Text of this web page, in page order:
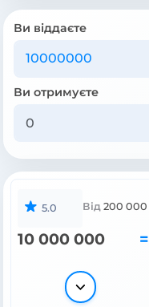
Ви віддаєте
Ви отримуєте
5.0 Від 200 000
10 000 000 =